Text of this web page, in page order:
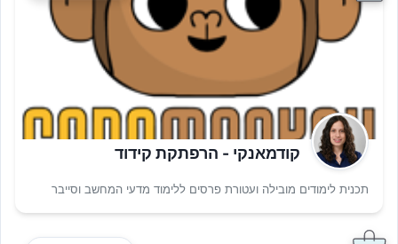
קודמאנקי - הרפתקת קידוד
תכנית לימודים מובילה ועטורת פרסים ללימוד מדעי המחשב וסייבר